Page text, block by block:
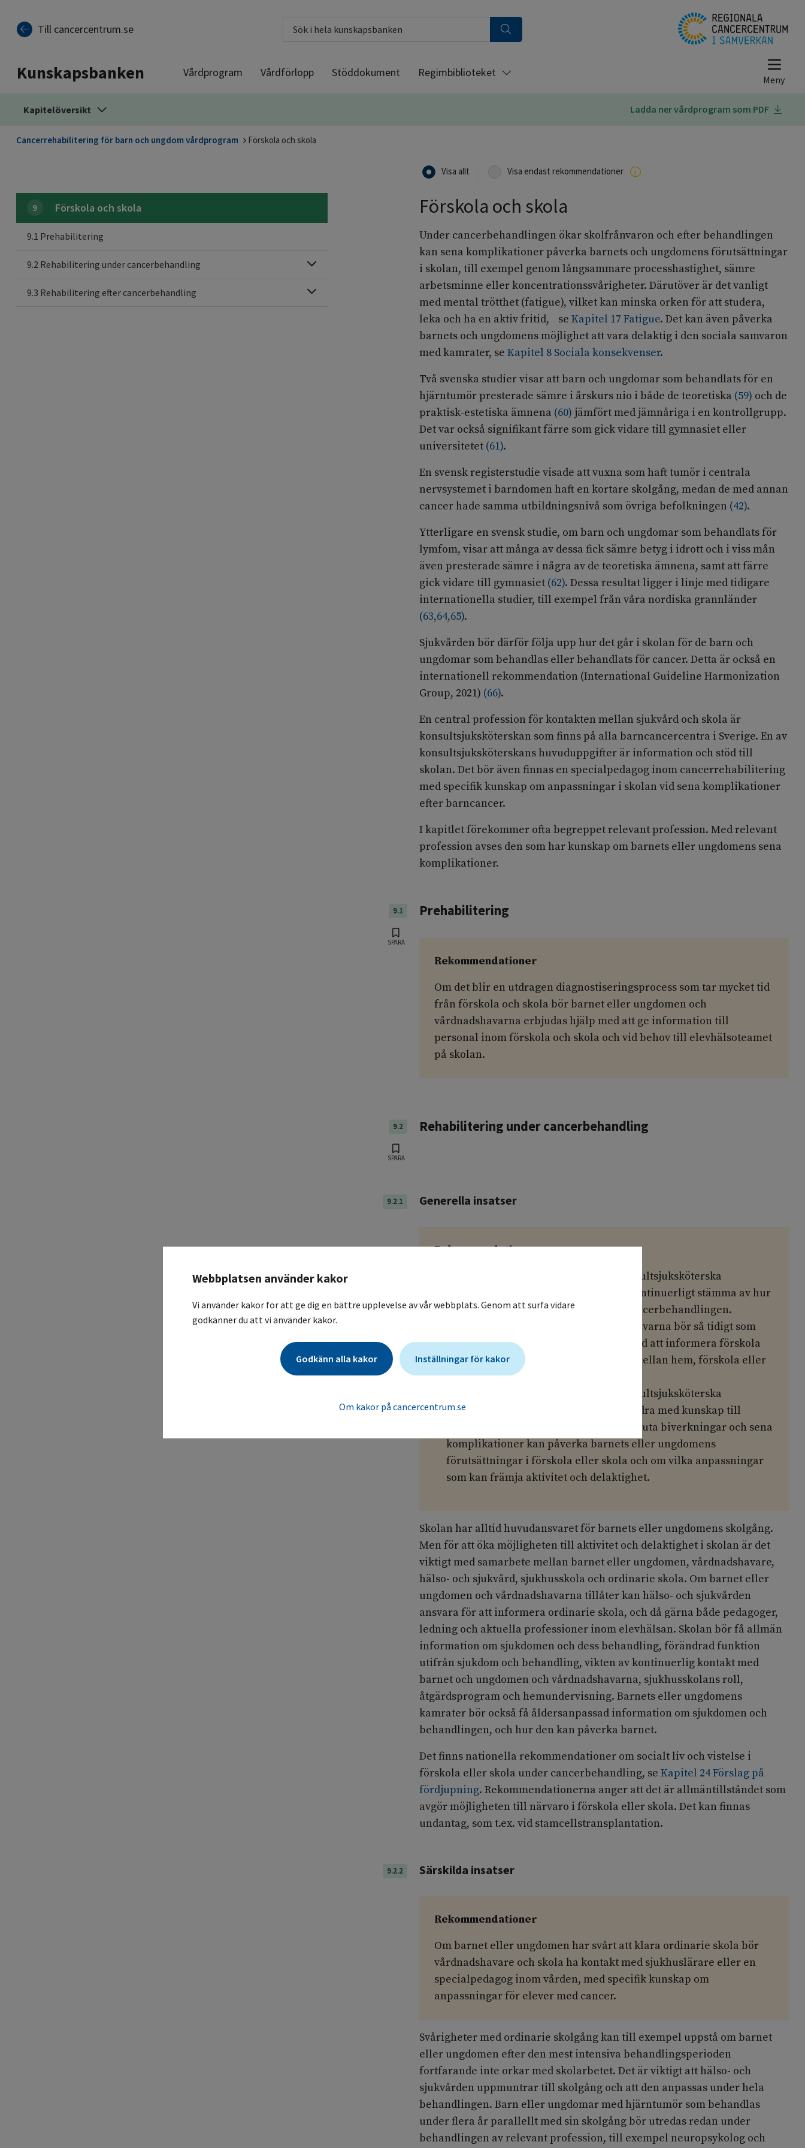
Till cancercentrum.se
Kunskapsbanken Vårdprogram Vårdförlopp Stöddokument Regimbiblioteket
Kapitelöversikt Ladda ner vårdprogram som PDF
Cancerrehabilitering för barn och ungdom vårdprogram Förskola och skola
9 Förskola och skola
9.1 Prehabilitering
9.2 Rehabilitering under cancerbehandling
9.3 Rehabilitering efter cancerbehandling
Visa allt Visa endast rekommendationer
Förskola och skola
Under cancerbehandlingen ökar skolfrånvaron och efter behandlingen
kan sena komplikationer påverka barnets och ungdomens förutsättningar
i skolan, till exempel genom långsammare processhastighet, sämre
arbetsminne eller koncentrationssvårigheter. Därutöver är det vanligt
med mental trötthet (fatigue), vilket kan minska orken för att studera,
leka och ha en aktiv fritid, seKapitel 17 Fatigue. Det kan även påverka
barnets och ungdomens möjlighet att vara delaktig i den sociala samvaron
med kamrater, seKapitel 8 Sociala konsekvenser.
Två svenska studier visar att barn och ungdomar som behandlats för en
hjärntumör presterade sämre i årskurs nio i både de teoretiska (59) och de
praktisk-estetiska ämnena (60) jämfört med jämnåriga i en kontrollgrupp.
Det var också signifikant färre som gick vidare till gymnasiet eller
universitetet (61).
En svensk registerstudie visade att vuxna som haft tumör i centrala
nervsystemet i barndomen haft en kortare skolgång, medan de med annan
cancer hade samma utbildningsnivå som övriga befolkningen (42).
Ytterligare en svensk studie, om barn och ungdomar som behandlats för
lymfom, visar att många av dessa fick sämre betyg i idrott och i viss mån
även presterade sämre i några av de teoretiska ämnena, samt att färre
gick vidare till gymnasiet (62). Dessa resultat ligger i linje med tidigare
internationella studier, till exempel från våra nordiska grannländer
(63,64,65).
Sjukvården bör därför följa upp hur det går i skolan för de barn och
ungdomar som behandlas eller behandlats för cancer. Detta är också en
internationell rekommendation (International Guideline Harmonization
Group, 2021) (66).
En central profession för kontakten mellan sjukvård och skola är
konsultsjuksköterskan som finns på alla barncancercentra i Sverige. En av
konsultsjuksköterskans huvuduppgifter är information och stöd till
skolan. Det bör även finnas en specialpedagog inom cancerrehabilitering
med specifik kunskap om anpassningar i skolan vid sena komplikationer
efter barncancer.
I kapitlet förekommer ofta begreppet relevant profession. Med relevant
profession avses den som har kunskap om barnets eller ungdomens sena
komplikationer.
9.1 Prehabilitering
SPARA
Rekommendationer
Om det blir en utdragen diagnostiseringsprocess som tar mycket tid
från förskola och skola bör barnet eller ungdomen och
vårdnadshavarna erbjudas hjälp med att ge information till
personal inom förskola och skola och vid behov till elevhälsoteamet
på skolan.
9.2 Rehabilitering under cancerbehandling
SPARA
9.2.1 Generella insatser
Rekommendationer
Relevant profession, i första hand konsultsjuksköterska
tillsammans med sjukhuslärare, bör kontinuerligt stämma av hur
förskola eller skola fungerar under cancerbehandlingen.
Barnet eller ungdomen och vårdnadshavarna bör så tidigt som
möjligt efter diagnos erbjudas hjälp med att informera förskola
eller skola och initiera ett samarbete mellan hem, förskola eller
skola och hälso- och sjukvård.
Relevant profession, i första hand konsultsjuksköterska
tillsammans med sjukhuslärare, bör bidra med kunskap till
skolan om hur sjukdom, behandling, akuta biverkningar och sena
komplikationer kan påverka barnets eller ungdomens
förutsättningar i förskola eller skola och om vilka anpassningar
som kan främja aktivitet och delaktighet.
Skolan har alltid huvudansvaret för barnets eller ungdomens skolgång.
Men för att öka möjligheten till aktivitet och delaktighet i skolan är det
viktigt med samarbete mellan barnet eller ungdomen, vårdnadshavare,
hälso- och sjukvård, sjukhusskola och ordinarie skola. Om barnet eller
ungdomen och vårdnadshavarna tillåter kan hälso- och sjukvården
ansvara för att informera ordinarie skola, och då gärna både pedagoger,
ledning och aktuella professioner inom elevhälsan. Skolan bör få allmän
information om sjukdomen och dess behandling, förändrad funktion
utifrån sjukdom och behandling, vikten av kontinuerlig kontakt med
barnet och ungdomen och vårdnadshavarna, sjukhusskolans roll,
åtgärdsprogram och hemundervisning. Barnets eller ungdomens
kamrater bör också få åldersanpassad information om sjukdomen och
behandlingen, och hur den kan påverka barnet.
Det finns nationella rekommendationer om socialt liv och vistelse i
förskola eller skola under cancerbehandling, seKapitel 24 Förslag på
fördjupning. Rekommendationerna anger att det är allmäntillståndet som
avgör möjligheten till närvaro i förskola eller skola. Det kan finnas
undantag, som t.ex. vid stamcellstransplantation.
9.2.2 Särskilda insatser
Rekommendationer
Om barnet eller ungdomen har svårt att klara ordinarie skola bör
vårdnadshavare och skola ha kontakt med sjukhuslärare eller en
specialpedagog inom vården, med specifik kunskap om
anpassningar för elever med cancer.
Svårigheter med ordinarie skolgång kan till exempel uppstå om barnet
eller ungdomen efter den mest intensiva behandlingsperioden
fortfarande inte orkar med skolarbetet. Det är viktigt att hälso- och
sjukvården uppmuntrar till skolgång och att den anpassas under hela
behandlingen. Barn eller ungdomar med hjärntumör som behandlas
under flera år parallellt med sin skolgång bör utredas redan under
behandlingen av relevant profession, till exempel neuropsykolog och
Webbplatsen använder kakor
Vi använder kakor för att ge dig en bättre upplevelse av vår webbplats. Genom att surfa vidare
godkänner du att vi använder kakor.
Godkänn alla kakor Inställningar för kakor
Om kakor på cancercentrum.se